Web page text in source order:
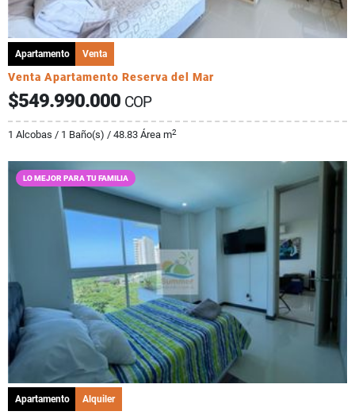
Apartamento Venta
Venta Apartamento Reserva del Mar
$549.990.000 COP
1 Alcobas / 1 Baño(s) / 48.83 Área m2
LO MEJOR PARA TU FAMILIA
Apartamento Alquiler